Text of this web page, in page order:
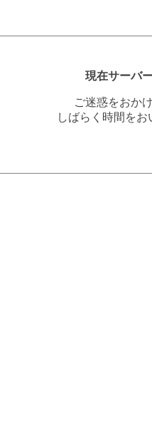
現在サーバ
ご迷惑をおか
しばらく時間を